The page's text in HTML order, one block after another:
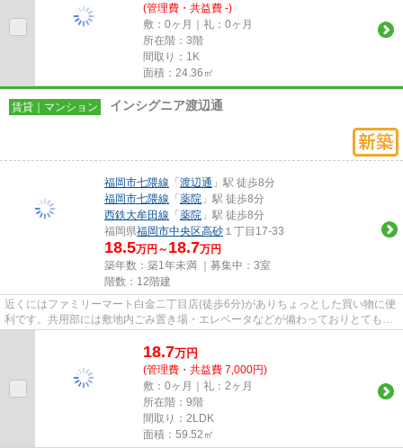
(管理費・共益費 -)
敷：0ヶ月｜礼：0ヶ月
所在階：3階
間取り：1K
面積：24.36㎡
賃貸｜マンション インシグニア渡辺通
福岡市七隈線 「渡辺通 」駅 徒歩8分
福岡市七隈線 「薬院 」駅 徒歩8分
西鉄大牟田線 「薬院 」駅 徒歩8分
福岡県福岡市中央区高砂 １丁目17-33
18.5万円～ 18.7万円
築年数：築1年未満 ｜募集中： 3室
階数：12階建
近くにはファミリーマート白金二丁目店(徒歩6分)がありちょっとした買い物に便
利です。共用部には敷地内ごみ置き場・エレベータなどが備わっておりとても充
実しています。清潔感のある...
18.7万円
(管理費・共益費 7,000円)
敷：0ヶ月｜礼：2ヶ月
所在階：9階
間取り：2LDK
面積：59.52㎡